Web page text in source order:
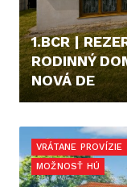
1.BCR |
RODINNÝ
NOVÁ DE
VRÁTANE PROVÍZIE
MOŽNOSŤ HÚ